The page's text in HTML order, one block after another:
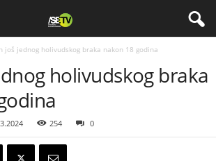
još jednog holivudskog braka nakon 18 godina
holivudskog braka
254 0